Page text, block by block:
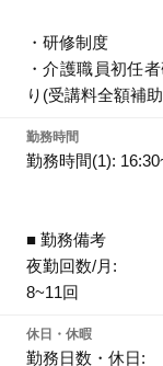
・研修制度
・介護職員初任
り(受講料全額補
勤務時間
勤務時間(1):
■ 勤務備考
夜勤回数/月:
8~11回
休日・休暇
勤務日数・休日: